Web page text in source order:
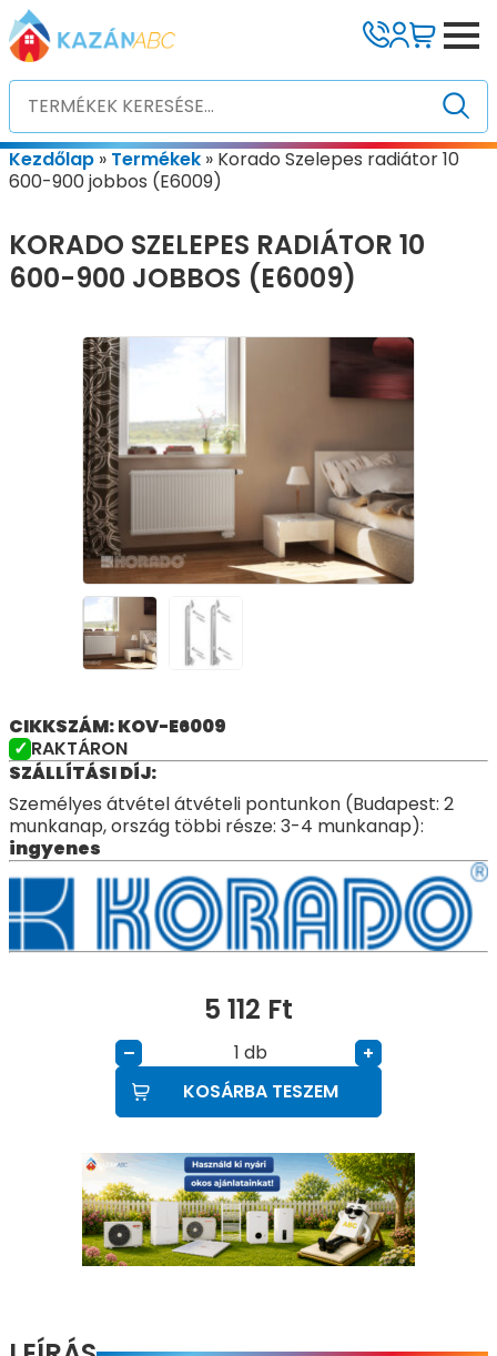
Kezdőlap » Termékek » Korado Szelepes radiátor 10
600-900 jobbos (E6009)
KORADO SZELEPES RADIÁTOR 10
600-900 JOBBOS (E6009)
CIKKSZÁM: KOV-E6009
RAKTÁRON
SZÁLLÍTÁSI DÍJ:
Személyes átvétel átvételi pontunkon (Budapest: 2
munkanap, ország többi része: 3-4 munkanap):
ingyenes
5 112 Ft
– db
+
KOSÁRBA TESZEM